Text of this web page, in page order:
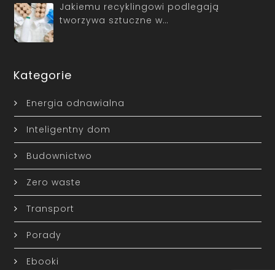
Jakiemu recyklingowi podlegają
tworzywa sztuczne w…
Kategorie
Energia odnawialna
Inteligentny dom
Budownictwo
Zero waste
Transport
Porady
Ebooki